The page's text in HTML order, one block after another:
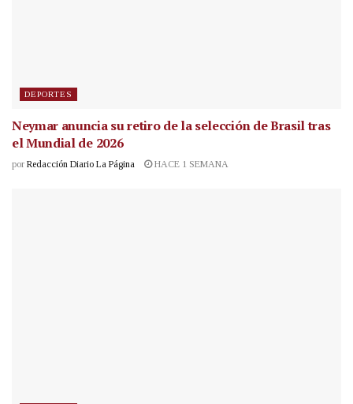
DEPORTES
Neymar anuncia su retiro de la selección de Brasil tras
el Mundial de 2026
por Redacción Diario La Página HACE 1 SEMANA